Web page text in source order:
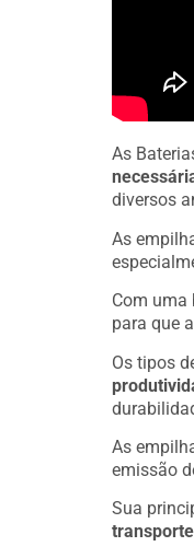
As
diversos
As
Com uma
para que
Os tipos
As
emissão
Sua